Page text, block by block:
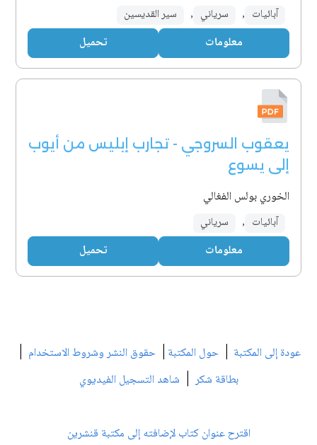
آبائيات , سرياني , سير القديسين
معلومات تحميل
يعقوب السروجي - تجارب إبليس من أيوب
إلى يسوع
الخوري بولس الفغالي
آبائيات , سرياني
معلومات تحميل
عودة إلى المكتبة | حول المكتبة | حقوق النشر وشروط الاستخدام |
بطاقة شكر| شاهد التسجيل الفيديوي
اقترح عنوان كتاب لإضافته إلى مكتبة قنشرين